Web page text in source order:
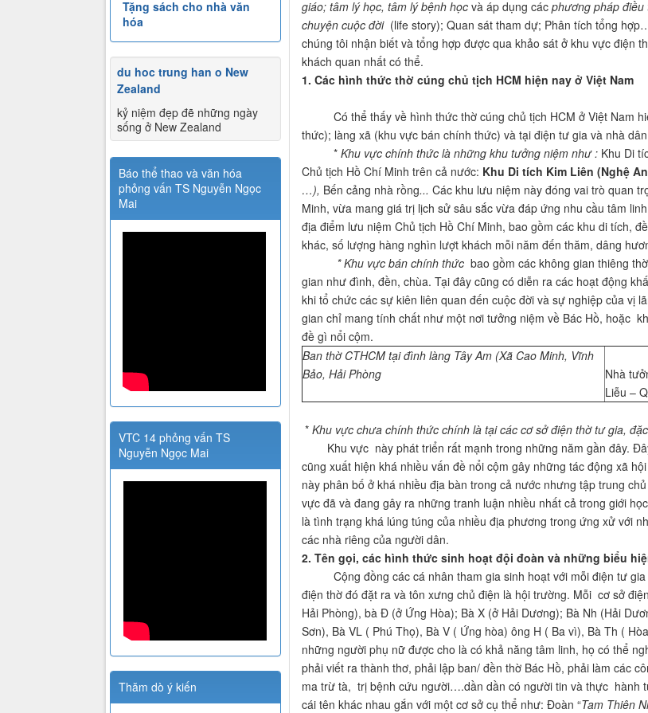
giáo; tâm lý học, tâm lý bệnh họcvà áp dụng các phương pháp điều
chuyện cuộc đời(life story); Quan sát tham dự; Phân tích tổng
chúng tôi nhận biết và tổng hợp được qua khảo sát ở khu vực điện
khách quan nhất có thể.
1. Các hình thức thờ cúng chủ tịch HCM hiện nay ở Việt Nam
Có thể thấy về hình thức thờ cúng chủ tịch HCM ở Việt Nam
thức); làng xã (khu vực bán chính thức) và tại điện tư gia và nhà
* Khu vựcchính thức là những khu tưởng niệm như : Khu Di
Chủ tịch Hồ Chí Minh trên cả nước: Khu Di tích Kim Liên (Nghệ
…), Bến cảng nhà rồng... Các khu lưu niệm này đóng vai trò quan
Minh, vừa mang giá trị lịch sử sâu sắc vừa đáp ứng nhu cầu tâm
địa điểm lưu niệm Chủ tịch Hồ Chí Minh, bao gồm các khu di tích,
khác, số lượng hàng nghìn lượt khách mỗi năm đến thăm, dâng
* Khu vực bán chính thứcbao gồm các không gian thiêng
gian như đình, đền, chùa. Tại đây cũng có diễn ra các hoạt động
khi tổ chức các sự kiên liên quan đến cuộc đời và sự nghiệp của vị
gian chỉ mang tính chất như một nơi tưởng niệm về Bác Hồ, hoặc
đề gì nổi cộm.
Ban thờ CTHCM tại đình làng Tây Am (Xã Cao Minh, Vĩnh
Bảo, Hải Phòng
Nhà
Liễu –
* Khu vực chưa chính thức chính là tạicác cơ sở điện thờ tư gia,
Khu vực này phát triển rất mạnh trong những năm gần đây.
cũng xuất hiện khá nhiều vấn đề nổi cộm gây những tác động xã
này phân bố ở khá nhiều địa bàn trong cả nước nhưng tập trung
vực đã và đang gây ra những tranh luận nhiều nhất cả trong giới
là tình trạng khá lúng túng của nhiều địa phương trong ứng xử với
các nhà riêng của người dân.
2. Tên gọi, các hình thức sinh hoạt đội đoàn và những biểu
Cộng đồng các cá nhân tham gia sinh hoạt với mỗi điện tư gia
điện thờ đó đặt ra và tôn xưng chủ điện là hội trường. Mỗi cơ sở
Hải Phòng), bà Đ (ở Ứng Hòa); Bà X (ở Hải Dương); Bà Nh (Hải
Sơn), Bà VL ( Phú Thọ), Bà V ( Ứng hòa) ông H ( Ba vì), Bà Th (
những người phụ nữ được cho là có khả năng tâm linh, họ có thể
phải viết ra thành thơ, phải lập ban/ đền thờ Bác Hồ, phải làm các
ma trừ tà, trị bệnh cứu người….dần dần có người tin và thực hành
cái tên khác nhau gắn với một cơ sở cụ thể như: Đoàn “Tam Thiên
Tặng sách cho nhà văn
hóa
du hoc trung han o New
Zealand
kỷ niệm đẹp đẽ những ngày
sống ở New Zealand
Báo thể thao và văn hóa
phỏng vấn TS Nguyễn Ngọc
Mai
VTC 14 phỏng vấn TS
Nguyễn Ngọc Mai
Thăm dò ý kiến